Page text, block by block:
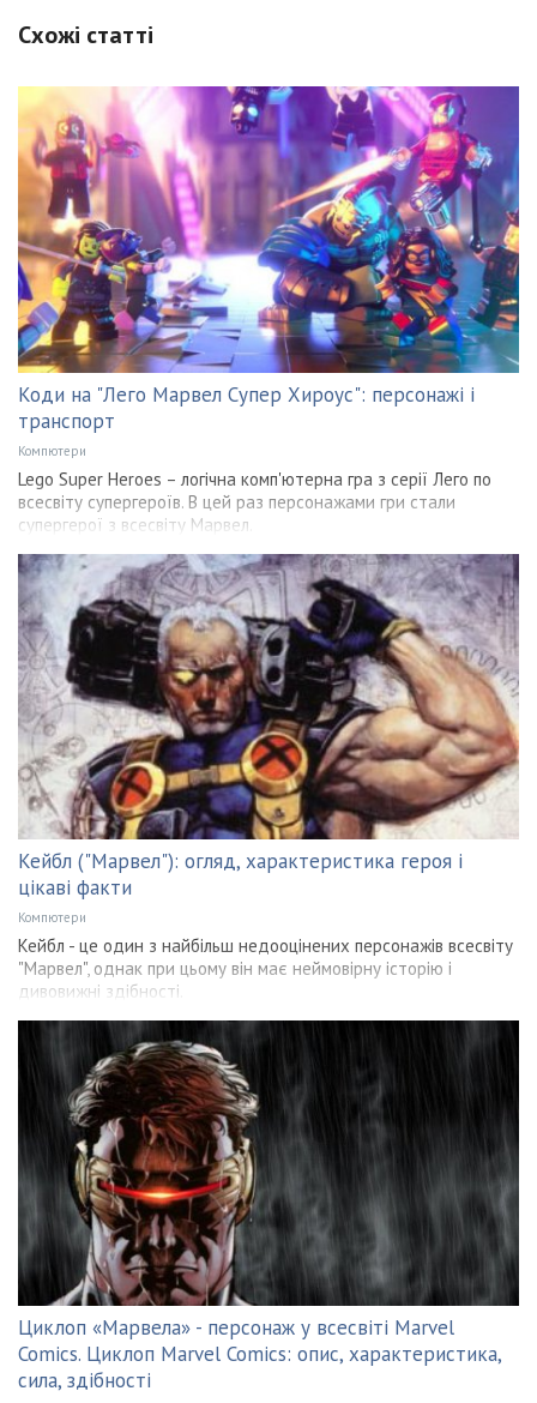
Схожі статті
Коди на "Лего Марвел Супер Хироус": персонажі і
транспорт
Компютери
Lego Super Heroes – логічна комп'ютерна гра з серії Лего по
всесвіту супергероїв. В цей раз персонажами гри стали
супергерої з всесвіту Марвел.
Кейбл ("Марвел"): огляд, характеристика героя і
цікаві факти
Компютери
Кейбл - це один з найбільш недооцінених персонажів всесвіту
"Марвел", однак при цьому він має неймовірну історію і
дивовижні здібності.
Циклоп «Марвела» - персонаж у всесвіті Marvel
Comics. Циклоп Marvel Comics: опис, характеристика,
сила, здібності